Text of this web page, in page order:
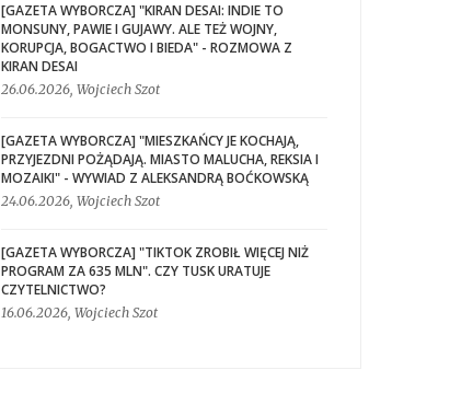
[GAZETA WYBORCZA] "KIRAN DESAI: INDIE TO
MONSUNY, PAWIE I GUJAWY. ALE TEŻ WOJNY,
KORUPCJA, BOGACTWO I BIEDA" - ROZMOWA Z
KIRAN DESAI
26.06.2026, Wojciech Szot
[GAZETA WYBORCZA] "MIESZKAŃCY JE KOCHAJĄ,
PRZYJEZDNI POŻĄDAJĄ. MIASTO MALUCHA, REKSIA I
MOZAIKI" - WYWIAD Z ALEKSANDRĄ BOĆKOWSKĄ
24.06.2026, Wojciech Szot
[GAZETA WYBORCZA] "TIKTOK ZROBIŁ WIĘCEJ NIŻ
PROGRAM ZA 635 MLN". CZY TUSK URATUJE
CZYTELNICTWO?
16.06.2026, Wojciech Szot